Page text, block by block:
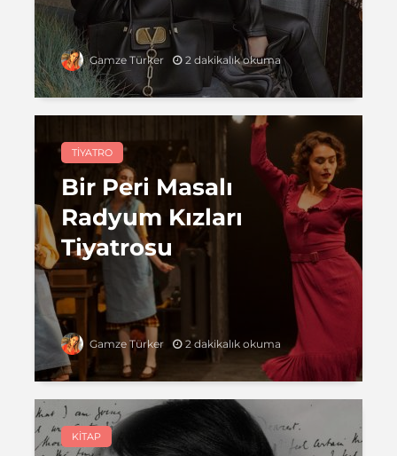
Gamze Türker 2 dakikalık okuma
TIYATRO
Bir Peri Masalı
Radyum Kızları
Tiyatrosu
Gamze Türker 2 dakikalık okuma
KITAP